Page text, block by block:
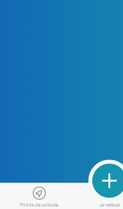
Points de collecte Je nettoie